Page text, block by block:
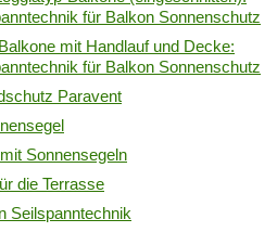
für Balkon Sonnenschutz
mit Handlauf und Decke:
für Balkon Sonnenschutz
Paravent
Sonnensegeln
die Terrasse
Seilspanntechnik